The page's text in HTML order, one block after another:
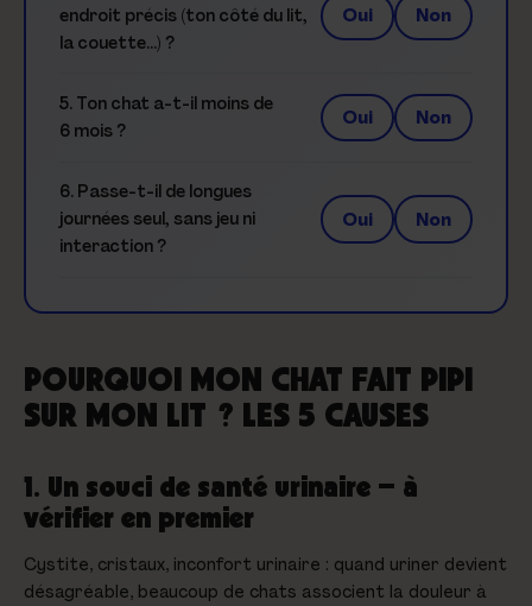
endroit précis (ton côté du lit,
la couette…) ?
Oui Non
5. Ton chat a-t-il moins de
6 mois ?
Oui Non
6. Passe-t-il de longues
journées seul, sans jeu ni
interaction ?
Oui Non
POURQUOI MON CHAT FAIT PIPI
SUR MON LIT ? LES 5 CAUSES
1. Un souci de santé urinaire — à
vérifier en premier
Cystite, cristaux, inconfort urinaire : quand uriner devient
désagréable, beaucoup de chats associent la douleur à